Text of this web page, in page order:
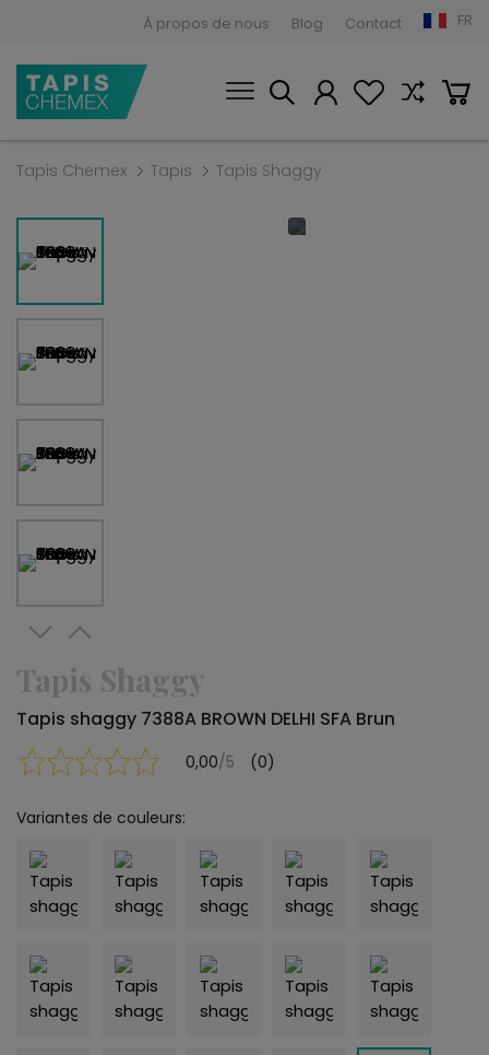
À propos de nous Blog Contact FR
Tapis Chemex Tapis Tapis Shaggy
Tapis Shaggy
Tapis shaggy 7388A BROWN DELHI SFA Brun
0,00/5 (0)
Variantes de couleurs: